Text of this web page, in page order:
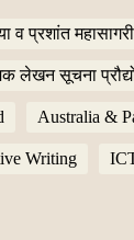
व प्रशांत
लेखन सूचना
Australia &
Writing